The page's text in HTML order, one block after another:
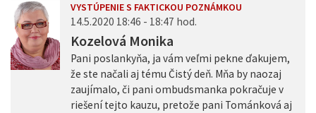
VYSTÚPENIE S FAKTICKOU POZNÁMKOU
14.5.2020 18:46 - 18:47 hod.
Kozelová Monika
Pani poslankyňa, ja vám veľmi pekne ďakujem,
že ste načali aj tému Čistý deň. Mňa by naozaj
zaujímalo, či pani ombudsmanka pokračuje v
riešení tejto kauzu, pretože pani Tománková aj